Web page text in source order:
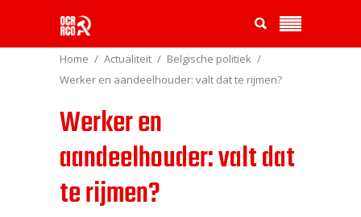
Home Actualiteit
Belgische politiek
Werker en aandeelhouder: valt dat te rijmen?
Werker en
aandeelhouder: valt dat
te rijmen?